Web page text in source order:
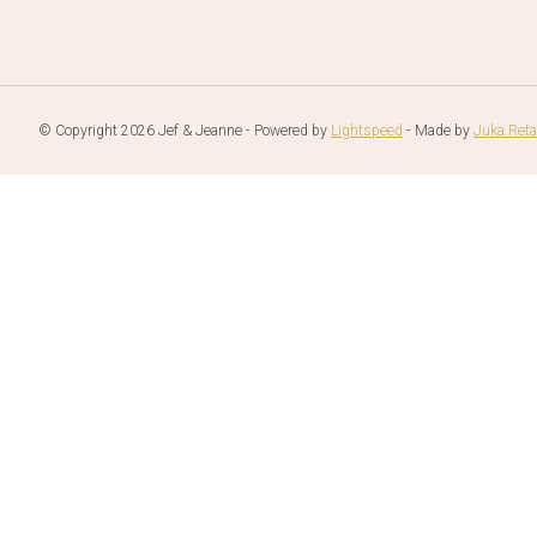
© Copyright 2026 Jef & Jeanne - Powered by Lightspeed - Made by